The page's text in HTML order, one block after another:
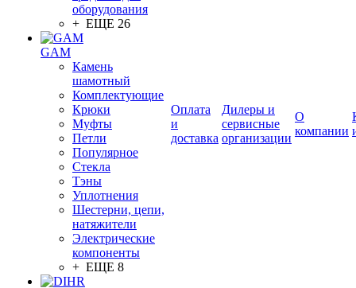
оборудования
+ ЕЩЕ 26
GAM
Камень
шамотный
Комплектующие
Крюки
Муфты
Петли
Популярное
Стекла
Тэны
Уплотнения
Шестерни, цепи,
натяжители
Электрические
компоненты
+ ЕЩЕ 8
Оплата
и
доставка
Дилеры и
сервисные
организации
О
компании